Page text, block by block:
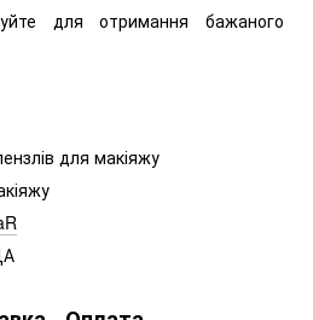
для отримання бажаного
для макіяжу